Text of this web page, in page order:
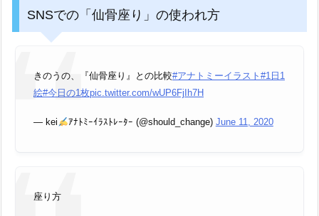
SNSでの「仙骨座り」の使われ方
きのうの、『仙骨座り』との比較#アナトミーイラスト #1日1
絵#今日の1枚pic.twitter.com/wUP6FjIh7H
— kei ｱﾅﾄﾐｰｲﾗｽﾄﾚｰﾀｰ (@should_change) June 11, 2020
座り方